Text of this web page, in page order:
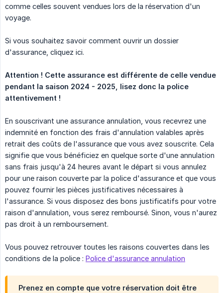
comme celles souvent vendues lors de la réservation d'un
voyage.
Si vous souhaitez savoir comment ouvrir un dossier
d'assurance, cliquez ici.
Attention ! Cette assurance est différente de celle vendue
pendant la saison 2024 - 2025, lisez donc la police
attentivement !
En souscrivant une assurance annulation, vous recevrez une
indemnité en fonction des frais d'annulation valables après
retrait des coûts de l'assurance que vous avez souscrite. Cela
signifie que vous bénéficiez en quelque sorte d'une annulation
sans frais jusqu'à 24 heures avant le départ si vous annulez
pour une raison couverte par la police d'assurance et que vous
pouvez fournir les pièces justificatives nécessaires à
l'assurance. Si vous disposez des bons justificatifs pour votre
raison d'annulation, vous serez remboursé. Sinon, vous n'aurez
pas droit à un remboursement.
Vous pouvez retrouver toutes les raisons couvertes dans les
conditions de la police : Police d'assurance annulation
Prenez en compte que votre réservation doit être